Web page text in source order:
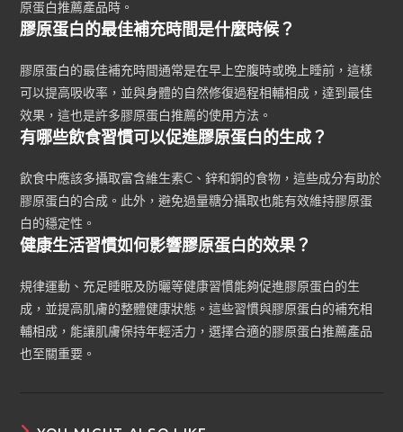
原蛋白推薦產品時。
膠原蛋白的最佳補充時間是什麼時候？
膠原蛋白的最佳補充時間通常是在早上空腹時或晚上睡前，這樣
可以提高吸收率，並與身體的自然修復過程相輔相成，達到最佳
效果，這也是許多膠原蛋白推薦的使用方法。
有哪些飲食習慣可以促進膠原蛋白的生成？
飲食中應該多攝取富含維生素C、鋅和銅的食物，這些成分有助於
膠原蛋白的合成。此外，避免過量糖分攝取也能有效維持膠原蛋
白的穩定性。
健康生活習慣如何影響膠原蛋白的效果？
規律運動、充足睡眠及防曬等健康習慣能夠促進膠原蛋白的生
成，並提高肌膚的整體健康狀態。這些習慣與膠原蛋白的補充相
輔相成，能讓肌膚保持年輕活力，選擇合適的膠原蛋白推薦產品
也至關重要。